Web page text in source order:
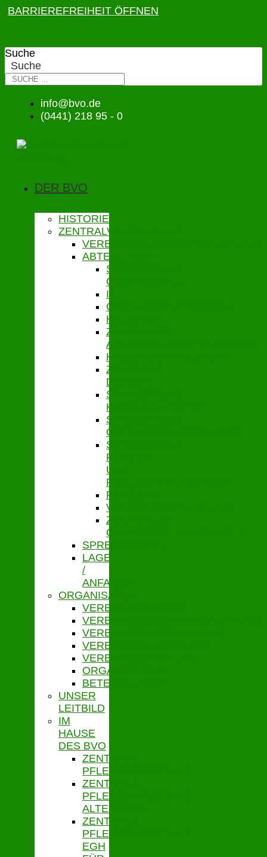
BARRIEREFREIHEIT ÖFFNEN
Suche
Suche
info@bvo.de
(0441) 218 95 - 0
DER BVO
HISTORIE
ZENTRALVERWALTUNG
VERBANDSGESCHÄFTSFÜHRUNG
ABTEILUNGEN
STABSSTELLE
CONTROLLING
IT
GEBÄUDEMANAGEMENT
HAUSHALT
ZENTRALES
ABRECHNUNGSMANAGEMENT
HYGIENEMANAGEMENT
ZENTRALE
DIENSTE
STABSSTELLE
KASSENAUFSICHT
STABSSTELLE
ÖFFENTLICHKEITSARBEIT
STABSSTELLE
FÖRDER-
UND
PROJEKTMANAGEMENT
PERSONAL
VERBANDSSTEUERUNG
ZENTRALES
QUALITÄTSMANAGEMENT
SPRECHZEITEN
LAGE
/
ANFAHRT
ORGANISATION
VERBANDSVORSITZ
VERBANDSGESCHÄFTSFÜHRUNG
VERBANDSVERSAMMLUNG
VERBANDSAUSSCHUSS
VERBANDSORDNUNG
ORGANIGRAMM
BETEILIGUNGEN
UNSER
LEITBILD
IM
HAUSE
DES BVO
ZENTRALE
PFLEGESATZSTELLE
ZENTRALE
PFLEGESATZSTELLE
ALTENHILFE
ZENTRALE
PFLEGESATZSTELLE
EGH